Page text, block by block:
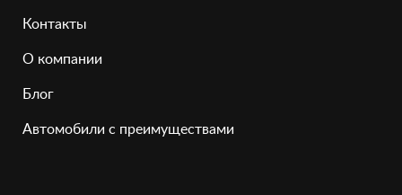
Контакты
О компании
Блог
Автомобили с преимуществами